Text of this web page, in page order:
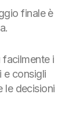
finale è
i
e consigli
le decisioni